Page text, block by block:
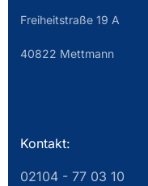
Freiheitstraße 19 A
40822 Mettmann
Kontakt:
02104 - 77 03 10